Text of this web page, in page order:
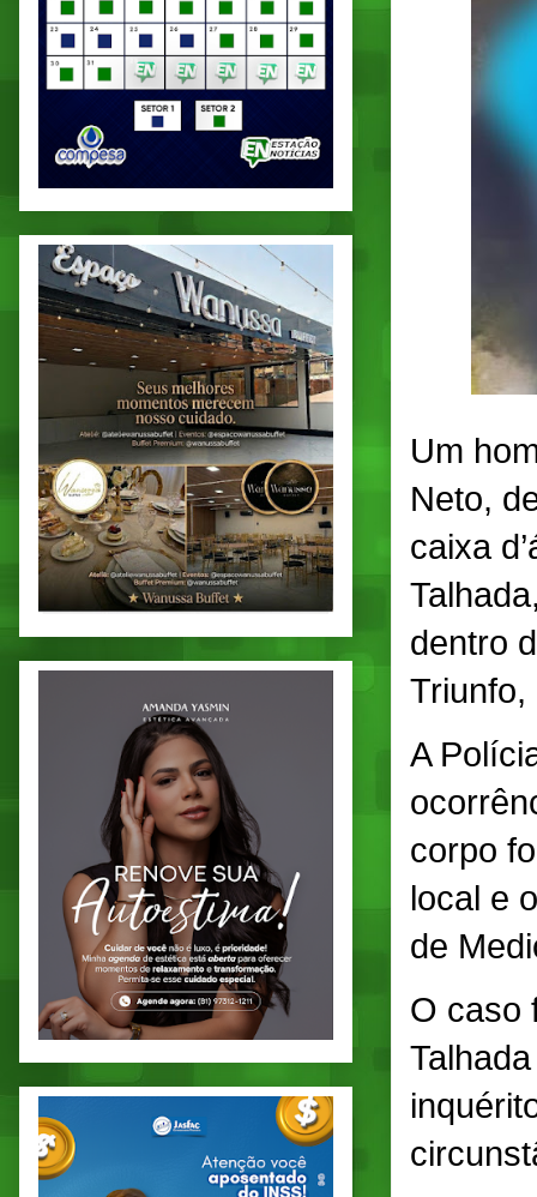
Um
Neto,
caixa
dentro
Triunfo,
A
corpo
local e
de
O caso